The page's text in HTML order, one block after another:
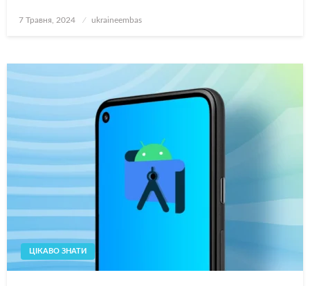
Опубліковано
7 Травня, 2024 ukraineembas
ЦІКАВО ЗНАТИ